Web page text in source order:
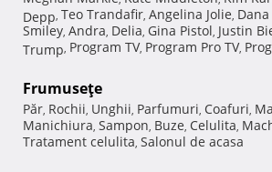
Depp, Teo Trandafir, Angelina Jolie, Dana
Smiley, Andra, Delia, Gina Pistol, Justin
Trump, Program TV, Program Pro TV,
Frumuseţe
Păr, Rochii, Unghii, Parfumuri, Coafuri,
Manichiura, Sampon, Buze, Celulita,
Tratament celulita, Salonul de acasa